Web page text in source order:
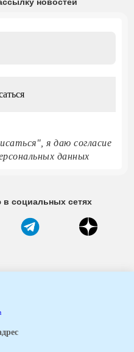
я даю согласие
данных
социальных сетях